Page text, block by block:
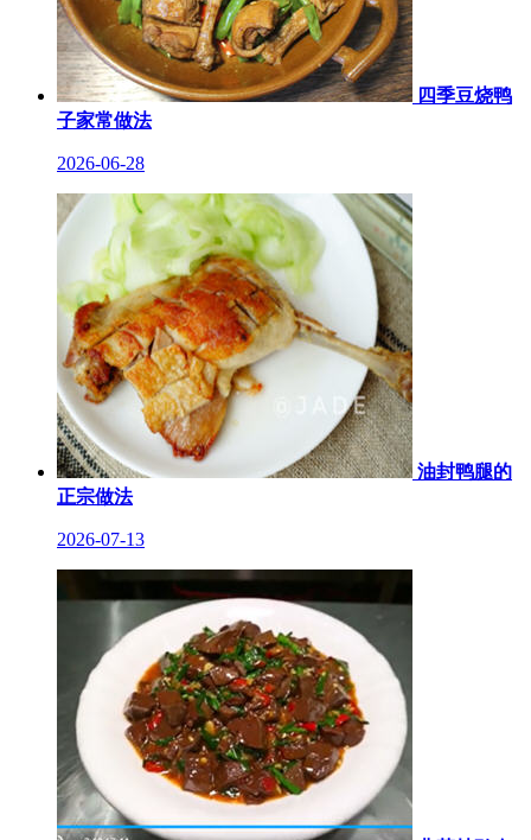
四季豆烧鸭
子家常做法
2026-06-28
油封鸭腿的
正宗做法
2026-07-13